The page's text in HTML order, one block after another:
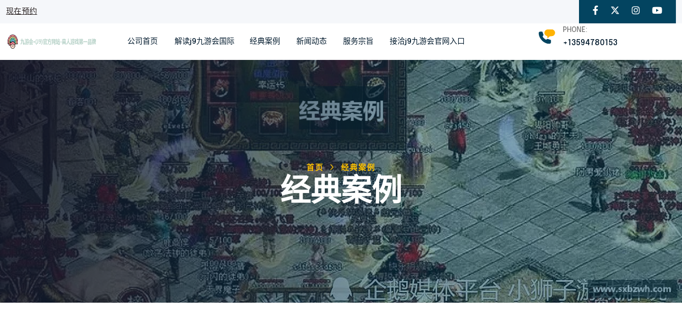
现在预约
公司首页 解读j9九游会国际 经典案例 新闻动态 服务宗旨 接洽j9九游会官网入口
PHONE:
+13594780153
首页 经典案例
经典案例